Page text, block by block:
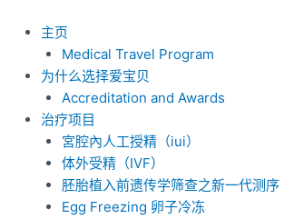
主页
Medical Travel Program
为什么选择爱宝贝
Accreditation and Awards
治疗项目
宮腔內人工授精（iui）
体外受精（IVF）
胚胎植入前遗传学筛查之新一代测序
Egg Freezing 卵子冷冻